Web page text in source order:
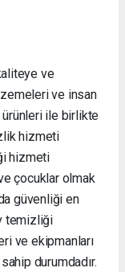
ve
ve insan
ile birlikte
hizmeti
hizmeti
çocuklar olmak
güvenliği en
temizliği
ve ekipmanları
durumdadır.